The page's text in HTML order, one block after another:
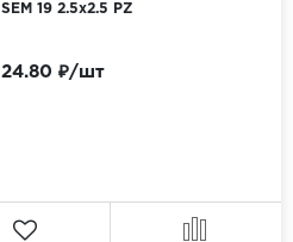
SEM 19 2.5x2.5 PZ
24.80 ₽/шт